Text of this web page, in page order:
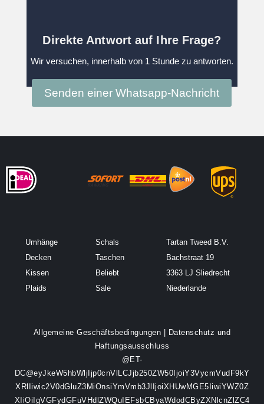
Direkte Antwort auf Ihre Frage?
Wir versuchen, innerhalb von 1 Stunde zu antworten.
Senden einer Whatsapp-Nachricht
Umhänge
Decken
Kissen
Plaids
Schals
Taschen
Beliebt
Sale
Tartan Tweed B.V.
Bachstraat 19
3363 LJ Sliedrecht
Niederlande
Allgemeine Geschäftsbedingungen
Datenschutz und
Haftungsausschluss
@ET-
DC@eyJkeW5hbWljIjp0cnVlLCJjb250ZW50IjoiY3VycmVudF9kY
XRlIiwic2V0dGluZ3MiOnsiYmVmb3JlIjoiXHUwMGE5IiwiYWZ0Z
XIiOiIgVGFydGFuVHdlZWQuIEFsbCByaWdodCByZXNlcnZlZC4